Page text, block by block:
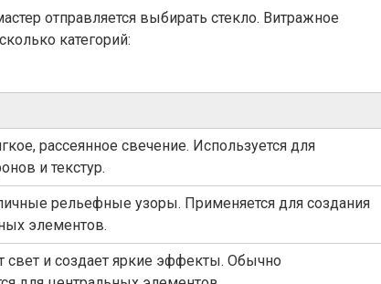
отправляется выбирать стекло. Витражное
категорий:
рассеянное свечение. Используется для
и текстур.
рельефные узоры. Применяется для создания
элементов.
свет и создает яркие эффекты. Обычно